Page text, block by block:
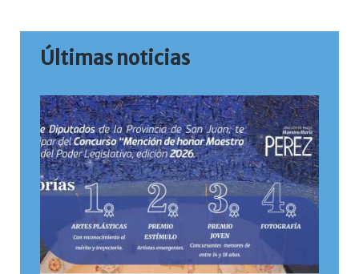
Últimas noticias